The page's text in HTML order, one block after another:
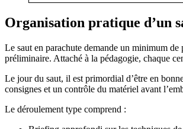
Organisation pratique d’un
Le saut en parachute demande un minimum
préliminaire. Attaché à la pédagogie, chaque
Le jour du saut, il est primordial d’être en
consignes et un contrôle du matériel avant
Le déroulement type comprend :